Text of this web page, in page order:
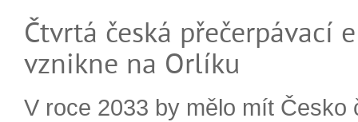
Čtvrtá česká přečerpávací
vznikne na Orlíku
V roce 2033 by mělo mít Česko